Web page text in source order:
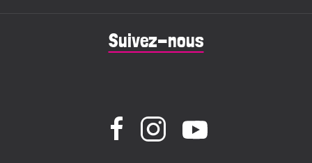
Suivez-nous